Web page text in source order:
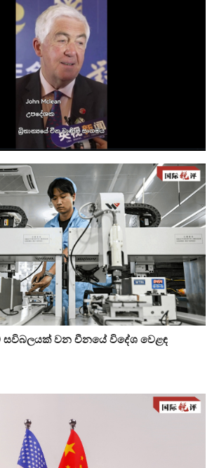
සවිබලයක් වන චීනයේ විදේශ වෙළඳ